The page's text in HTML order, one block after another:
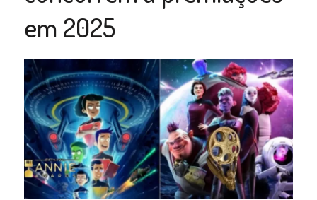
em 2025